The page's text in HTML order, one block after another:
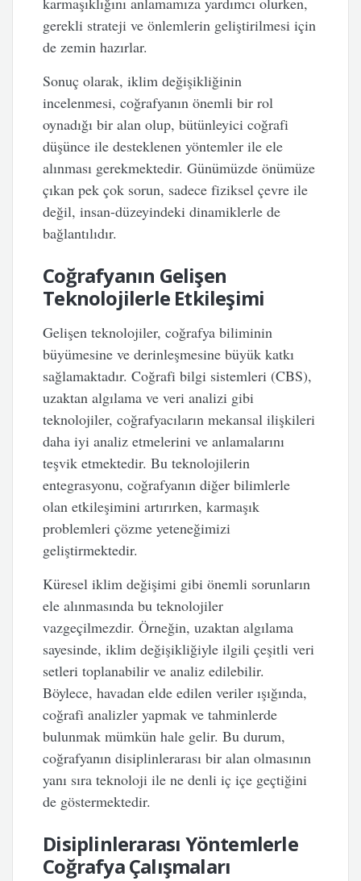
gerekli strateji ve önlemlerin geliştirilmesi için
de zemin hazırlar.
Sonuç olarak, iklim değişikliğinin
incelenmesi, coğrafyanın önemli bir rol
oynadığı bir alan olup, bütünleyici coğrafi
düşünce ile desteklenen yöntemler ile ele
alınması gerekmektedir. Günümüzde önümüze
çıkan pek çok sorun, sadece fiziksel çevre ile
değil, insan-düzeyindeki dinamiklerle de
bağlantılıdır.
Coğrafyanın Gelişen
Teknolojilerle Etkileşimi
Gelişen teknolojiler, coğrafya biliminin
büyümesine ve derinleşmesine büyük katkı
sağlamaktadır. Coğrafi bilgi sistemleri (CBS),
uzaktan algılama ve veri analizi gibi
teknolojiler, coğrafyacıların mekansal ilişkileri
daha iyi analiz etmelerini ve anlamalarını
teşvik etmektedir. Bu teknolojilerin
entegrasyonu, coğrafyanın diğer bilimlerle
olan etkileşimini artırırken, karmaşık
problemleri çözme yeteneğimizi
geliştirmektedir.
Küresel iklim değişimi gibi önemli sorunların
ele alınmasında bu teknolojiler
vazgeçilmezdir. Örneğin, uzaktan algılama
sayesinde, iklim değişikliğiyle ilgili çeşitli veri
setleri toplanabilir ve analiz edilebilir.
Böylece, havadan elde edilen veriler ışığında,
coğrafi analizler yapmak ve tahminlerde
bulunmak mümkün hale gelir. Bu durum,
coğrafyanın disiplinlerarası bir alan olmasının
yanı sıra teknoloji ile ne denli iç içe geçtiğini
de göstermektedir.
Disiplinlerarası Yöntemlerle
Coğrafya Çalışmaları